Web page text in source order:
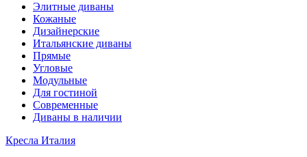
Элитные диваны
Кожаные
Дизайнерские
Итальянские диваны
Прямые
Угловые
Модульные
Для гостиной
Современные
Диваны в наличии
Кресла Италия